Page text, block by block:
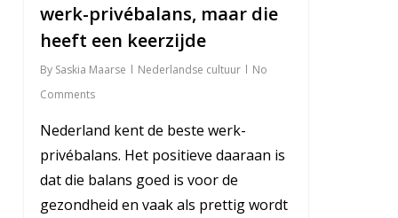
werk-privébalans, maar die
heeft een keerzijde
By Saskia Maarse Nederlandse cultuur
No
Comments
Nederland kent de beste werk-
privébalans. Het positieve daaraan is
dat die balans goed is voor de
gezondheid en vaak als prettig wordt